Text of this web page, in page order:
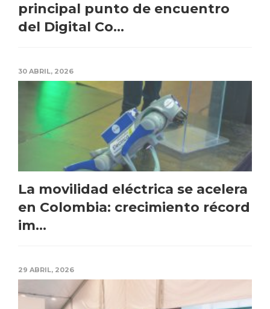
principal punto de encuentro
del Digital Co...
30 ABRIL, 2026
La movilidad eléctrica se acelera
en Colombia: crecimiento récord
im...
29 ABRIL, 2026